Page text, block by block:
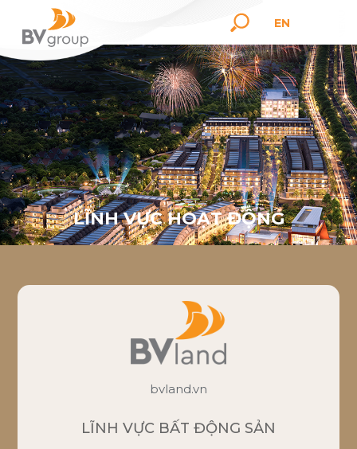
EN
LĨNH VỰC HOẠT ĐỘNG
bvland.vn
LĨNH VỰC BẤT ĐỘNG SẢN